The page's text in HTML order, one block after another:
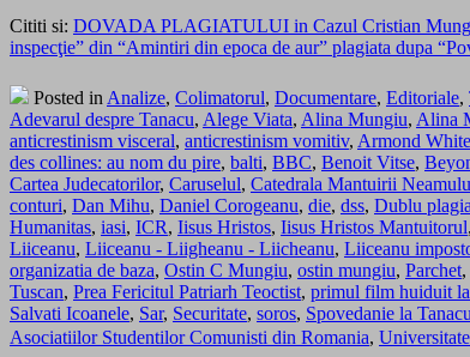
Cititi si: DOVADA PLAGIATULUI in Cazul Cristian
inspecţie” din “Amintiri din epoca de aur” plagiata dupa
Posted in Analize, Colimatorul, Documentare, Editoriale,
Adevarul despre Tanacu, Alege Viata, Alina Mungiu, Alina
anticrestinism visceral, anticrestinism vomitiv, Armond White
des collines: au nom du pire, balti, BBC, Benoit Vitse,
Cartea Judecatorilor, Caruselul, Catedrala Mantuirii
conturi, Dan Mihu, Daniel Corogeanu, die, dss, Dublu
Humanitas, iasi, ICR, Iisus Hristos, Iisus Hristos Mantuitorul,
Liiceanu, Liiceanu - Liigheanu - Liicheanu, Liiceanu
organizatia de baza, Ostin C Mungiu, ostin mungiu, Parchet,
Tuscan, Prea Fericitul Patriarh Teoctist, primul film huiduit
Salvati Icoanele, Sar, Securitate, soros, Spovedanie la Tanacu
Asociatiilor Studentilor Comunisti din Romania,